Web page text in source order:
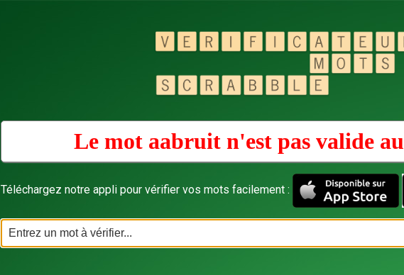
Le mot aabruit n'est pas valide au
Téléchargez notre appli pour vérifier vos mots facilement :